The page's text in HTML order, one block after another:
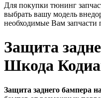
Для покупки тюнинг
выбрать вашу модель
необходимые Вам запчасти
Защита
Шкода
Защита заднего бампера